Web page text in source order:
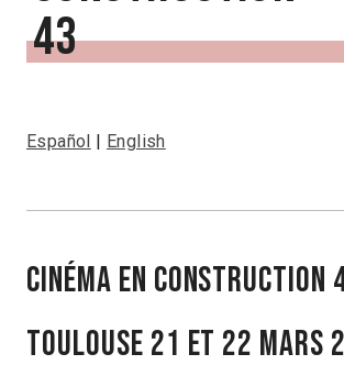
43
Español | English
CINÉMA EN CONSTRUCTION
TOULOUSE 21 et 22 MARS